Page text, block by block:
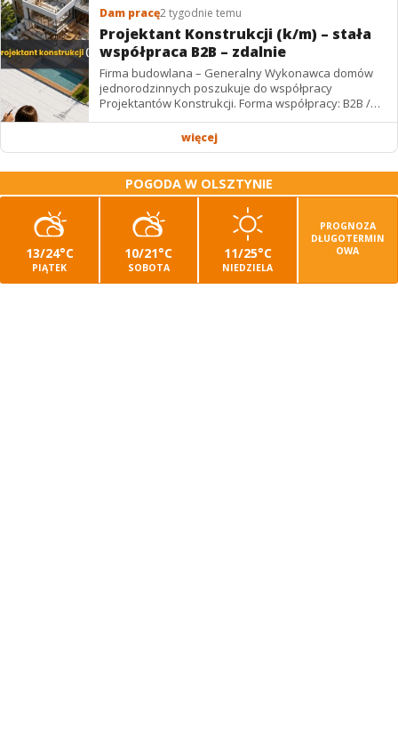
Dam pracę2 tygodnie temu
Projektant Konstrukcji (k/m) – stała
współpraca B2B – zdalnie
Firma budowlana – Generalny Wykonawca domów
jednorodzinnych poszukuje do współpracy
Projektantów Konstrukcji. Forma współpracy: B2B /
podwykonawstwo – zdalnie. Wynagrodzenie: ✔
więcej
POGODA W OLSZTYNIE
13/24°C
PIĄTEK
10/21°C
SOBOTA
11/25°C
NIEDZIELA
PROGNOZA
DŁUGOTERMIN
OWA